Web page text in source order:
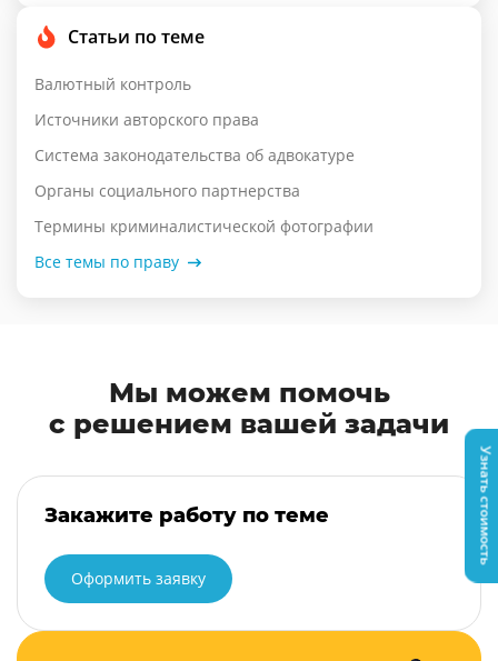
Статьи по теме
Валютный контроль
Источники авторского права
Система законодательства об адвокатуре
Органы социального партнерства
Термины криминалистической фотографии
Все темы по праву
Мы можем помочь
с решением вашей задачи
Закажите работу по теме
Оформить заявку
Узнать стоимость